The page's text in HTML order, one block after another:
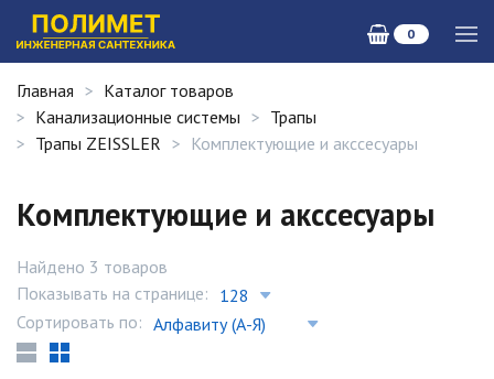
0
Главная
Каталог товаров
Канализационные системы
Трапы
Трапы ZEISSLER
Комплектующие и акссесуары
Комплектующие и акссесуары
Найдено 3 товаров
Показывать на странице:
Сортировать по: